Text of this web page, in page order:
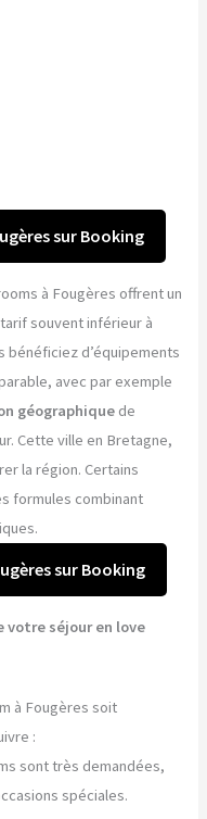
sur Booking
à Fougères offrent un
souvent inférieur à
bénéficiez d’équipements
avec par exemple
géographique de
Cette ville en Bretagne,
la région. Certains
formules combinant
sur Booking
votre séjour en love
à Fougères soit
:
sont très demandées,
spéciales.